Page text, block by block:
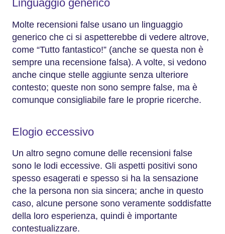
Linguaggio generico
Molte recensioni false usano un linguaggio
generico che ci si aspetterebbe di vedere altrove,
come “Tutto fantastico!” (anche se questa non è
sempre una recensione falsa). A volte, si vedono
anche cinque stelle aggiunte senza ulteriore
contesto; queste non sono sempre false, ma è
comunque consigliabile fare le proprie ricerche.
Elogio eccessivo
Un altro segno comune delle recensioni false
sono le lodi eccessive. Gli aspetti positivi sono
spesso esagerati e spesso si ha la sensazione
che la persona non sia sincera; anche in questo
caso, alcune persone sono veramente soddisfatte
della loro esperienza, quindi è importante
contestualizzare.